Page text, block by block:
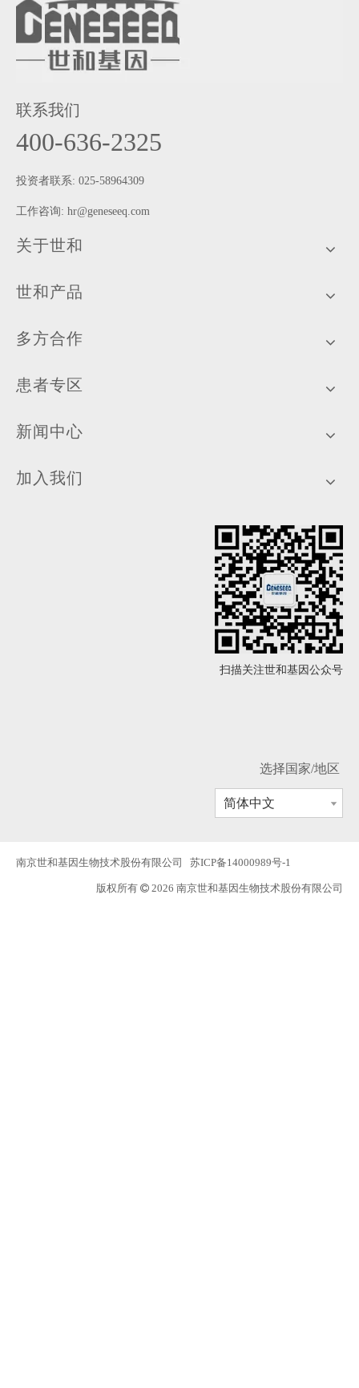
联系我们
400-636-2325
投资者联系: 025-58964309
工作咨询: hr@geneseeq.com
关于世和
世和产品
多方合作
患者专区
新闻中心
加入我们
扫描关注世和基因公众号
选择国家/地区
简体中文
南京世和基因生物技术股份有限公司 苏ICP备14000989号-1
版权所有  2026 南京世和基因生物技术股份有限公司